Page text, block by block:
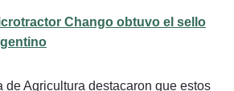
Chango obtuvo el sello
de Agricultura destacaron que estos